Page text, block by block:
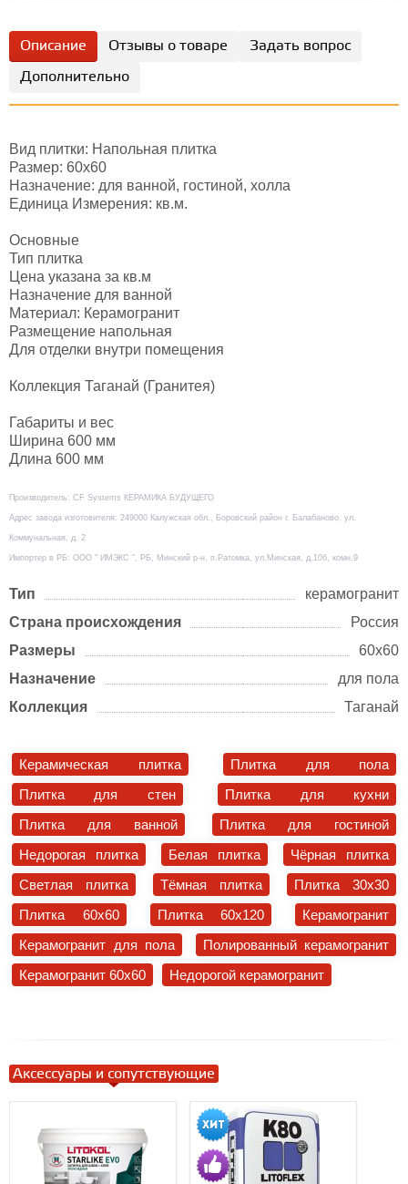
Описание Отзывы о товаре
Задать вопрос
Дополнительно
Вид плитки: Напольная плитка
Размер: 60х60
Назначение: для ванной, гостиной, холла
Единица Измерения: кв.м.
Основные
Тип плитка
Цена указана за кв.м
Назначение для ванной
Материал: Керамогранит
Размещение напольная
Для отделки внутри помещения
Коллекция Таганай (Гранитея)
Габариты и вес
Ширина 600 мм
Длина 600 мм
Производитель: CF Systems КЕРАМИКА БУДУЩЕГО
Адрес завода изготовителя: 249000 Калужская обл., Боровский район г. Балабаново, ул.
Коммунальная, д. 2
Импортер в РБ: ООО " ИМЭКС ", РБ, Минский р-н, п.Ратомка, ул.Минская, д.10б, комн.9
Тип
керамогранит
Страна происхождения
Россия
Размеры
60х60
Назначение
для пола
Коллекция
Таганай
Керамическая плитка
Плитка для пола
Плитка для стен
Плитка для кухни
Плитка для ванной
Плитка для гостиной
Недорогая плитка
Белая плитка
Чёрная плитка
Светлая плитка
Тёмная плитка
Плитка 30x30
Плитка 60x60
Плитка 60x120
Керамогранит
Керамогранит для пола
Полированный керамогранит
Керамогранит 60x60
Недорогой керамогранит
Аксессуары и сопутствующие